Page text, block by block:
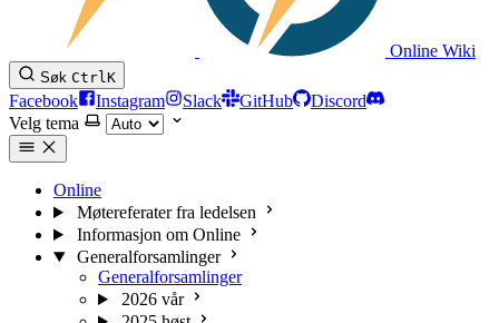
Online Wiki
Søk CtrlK
Facebook Instagram Slack GitHub
Discord
Velg tema
Online
Møtereferater fra ledelsen
Informasjon om Online
Generalforsamlinger
Generalforsamlinger
2026 vår